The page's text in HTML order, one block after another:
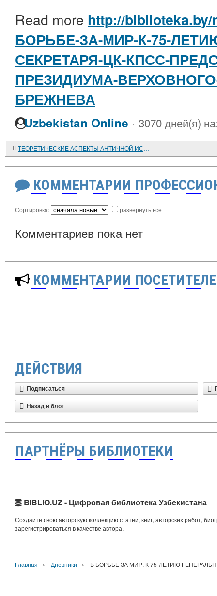
Read more http://
БОРЬБЕ-ЗА-МИР-К-75-
СЕКРЕТАРЯ-ЦК-КПСС-
ПРЕЗИДИУМА-
БРЕЖНЕВА
Uzbekistan Online · 3070 дней(я)
ТЕОРЕТИЧЕСКИЕ АСПЕКТЫ АНТИЧНОЙ ИСТОРИОГРАФИИ
КОММЕНТАРИИ
Сортировка: развернуть все
Комментариев пока нет
КОММЕНТАРИИ
ДЕЙСТВИЯ
Подписаться
Назад в блог
ПАРТНЁРЫ БИБЛИОТЕКИ
BIBLIO.UZ - Цифровая библиотека Узбекистана
Создайте свою авторскую коллекцию статей, книг, авторских работ,
зарегистрироваться в качестве автора.
Главная › Дневники › В БОРЬБЕ ЗА МИР. К 75-ЛЕТИЮ